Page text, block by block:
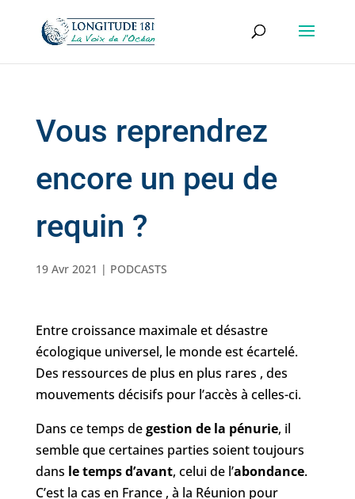
Vous reprendrez
encore un peu de
requin ?
19 Avr 2021 | PODCASTS
Entre croissance maximale et désastre
écologique universel, le monde est écartelé.
Des ressources de plus en plus rares , des
mouvements décisifs pour l’accès à celles-ci.
Dans ce temps degestion de la pénurie, il
semble que certaines parties soient toujours
dans le temps d’avant, celui de l’abondance.
C’est la cas en France , à la Réunion pour